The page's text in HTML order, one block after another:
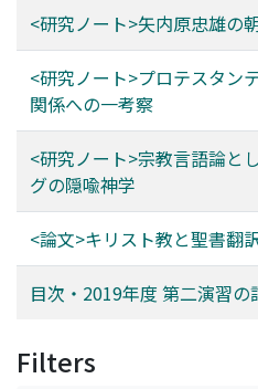
<研究ノート>矢内原忠雄の
<研究ノート>プロテスタン
関係への一考察
<研究ノート>宗教言語論と
グの隠喩神学
<論文>キリスト教と聖書翻
目次・2019年度 第二演習の
Filters